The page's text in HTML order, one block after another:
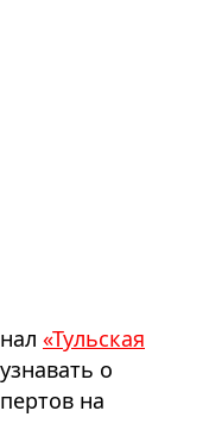
«Тульская
о
на